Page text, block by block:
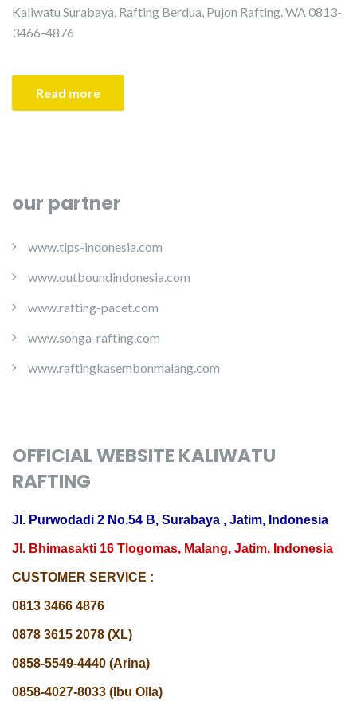
Kaliwatu Surabaya, Rafting Berdua, Pujon Rafting. WA 0813-
3466-4876
Read more
our partner
www.tips-indonesia.com
www.outboundindonesia.com
www.rafting-pacet.com
www.songa-rafting.com
www.raftingkasembonmalang.com
OFFICIAL WEBSITE KALIWATU
RAFTING
Jl. Purwodadi 2 No.54 B, Surabaya , Jatim, Indonesia
Jl. Bhimasakti 16 Tlogomas, Malang, Jatim, Indonesia
CUSTOMER SERVICE :
0813 3466 4876
0878 3615 2078 (XL)
0858-5549-4440 (Arina)
0858-4027-8033 (Ibu Olla)